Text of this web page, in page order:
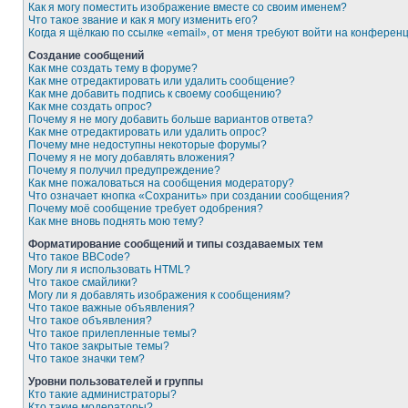
Как я могу поместить изображение вместе со своим именем?
Что такое звание и как я могу изменить его?
Когда я щёлкаю по ссылке «email», от меня требуют войти на
Создание сообщений
Как мне создать тему в форуме?
Как мне отредактировать или удалить сообщение?
Как мне добавить подпись к своему сообщению?
Как мне создать опрос?
Почему я не могу добавить больше вариантов ответа?
Как мне отредактировать или удалить опрос?
Почему мне недоступны некоторые форумы?
Почему я не могу добавлять вложения?
Почему я получил предупреждение?
Как мне пожаловаться на сообщения модератору?
Что означает кнопка «Сохранить» при создании сообщения?
Почему моё сообщение требует одобрения?
Как мне вновь поднять мою тему?
Форматирование сообщений и типы создаваемых тем
Что такое BBCode?
Могу ли я использовать HTML?
Что такое смайлики?
Могу ли я добавлять изображения к сообщениям?
Что такое важные объявления?
Что такое объявления?
Что такое прилепленные темы?
Что такое закрытые темы?
Что такое значки тем?
Уровни пользователей и группы
Кто такие администраторы?